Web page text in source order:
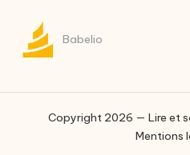
Babelio
Copyright 2026 — Lire et
Mentions